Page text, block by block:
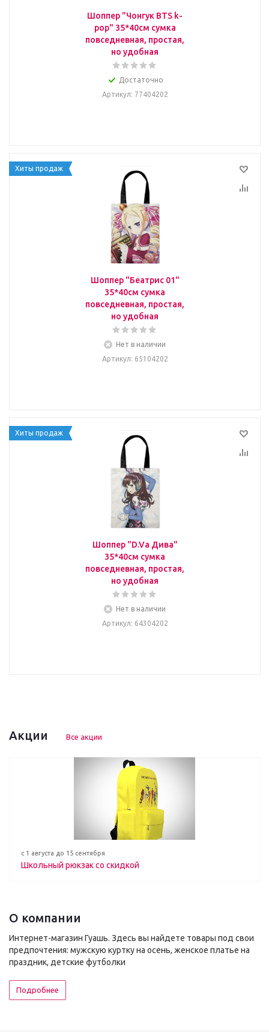
Шоппер "Чонгук BTS k-
pop" 35*40см сумка
повседневная, простая,
но удобная
Достаточно
Артикул: 77404202
Хиты продаж
Шоппер "Беатрис 01"
35*40см сумка
повседневная, простая,
но удобная
Нет в наличии
Артикул: 65104202
Хиты продаж
Шоппер "D.Va Дива"
35*40см сумка
повседневная, простая,
но удобная
Нет в наличии
Артикул: 64304202
Акции Все акции
с 1 августа до 15 сентября
Школьный рюкзак со скидкой
О компании
Интернет-магазин Гуашь. Здесь вы найдете товары под свои
предпочтения: мужскую куртку на осень, женское платье на
праздник, детские футболки
Подробнее